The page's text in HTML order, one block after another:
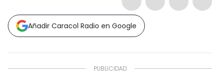
Añadir Caracol Radio en Google